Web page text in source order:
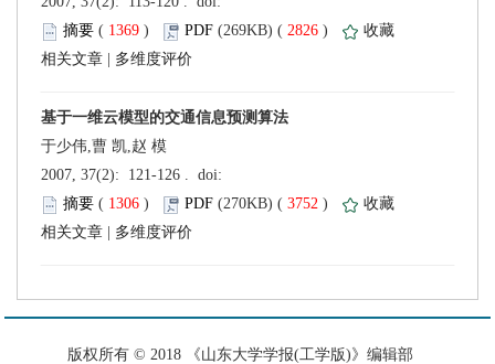
( ) 2826 )
于少伟,曹 凯,赵 模
( ) 3752 )
版权所有 © 2018 《山东大学学报(工学版)》编辑部